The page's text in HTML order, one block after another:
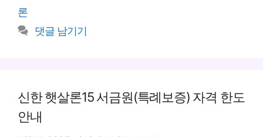
론
댓글 남기기
신한 햇살론15 서금원(특례보증) 자격 한도
안내